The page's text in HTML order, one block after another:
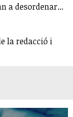
a desordenar...
la redacció i